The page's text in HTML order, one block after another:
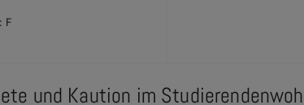
F
und Kaution im